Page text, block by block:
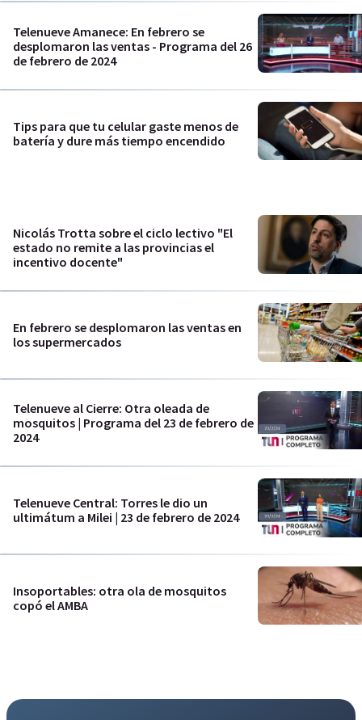
Telenueve Amanece: En febrero se
desplomaron las ventas - Programa del 26
de febrero de 2024
Tips para que tu celular gaste menos de
batería y dure más tiempo encendido
Nicolás Trotta sobre el ciclo lectivo "El
estado no remite a las provincias el
incentivo docente"
En febrero se desplomaron las ventas en
los supermercados
Telenueve al Cierre: Otra oleada de
mosquitos | Programa del 23 de febrero de
2024
Telenueve Central: Torres le dio un
ultimátum a Milei | 23 de febrero de 2024
Insoportables: otra ola de mosquitos
copó el AMBA